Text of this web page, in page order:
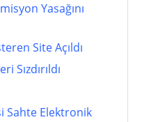
Yasağını
Site Açıldı
Sızdırıldı
Sahte Elektronik